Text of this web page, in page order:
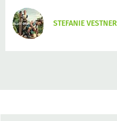
STEFANIE VESTNER